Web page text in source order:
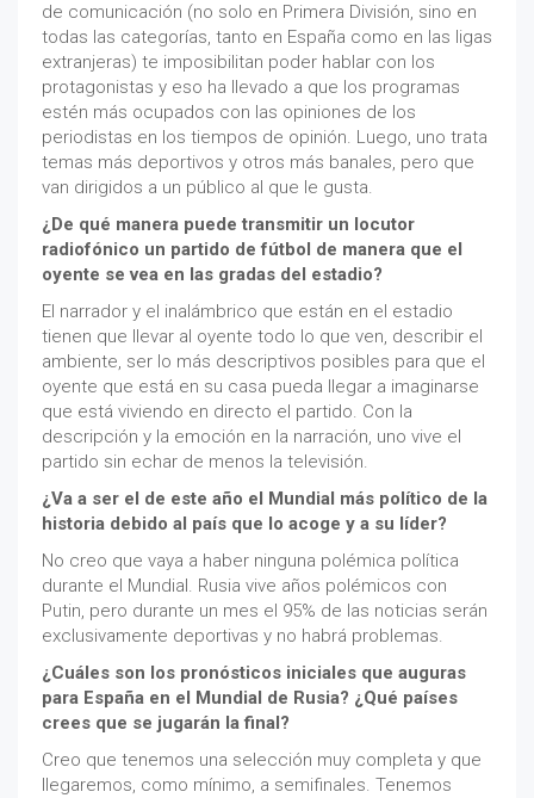
de comunicación (no solo en Primera División, sino en
todas las categorías, tanto en España como en las ligas
extranjeras) te imposibilitan poder hablar con los
protagonistas y eso ha llevado a que los programas
estén más ocupados con las opiniones de los
periodistas en los tiempos de opinión. Luego, uno trata
temas más deportivos y otros más banales, pero que
van dirigidos a un público al que le gusta.
¿De qué manera puede transmitir un locutor
radiofónico un partido de fútbol de manera que el
oyente se vea en las gradas del estadio?
El narrador y el inalámbrico que están en el estadio
tienen que llevar al oyente todo lo que ven, describir el
ambiente, ser lo más descriptivos posibles para que el
oyente que está en su casa pueda llegar a imaginarse
que está viviendo en directo el partido. Con la
descripción y la emoción en la narración, uno vive el
partido sin echar de menos la televisión.
¿Va a ser el de este año el Mundial más político de la
historia debido al país que lo acoge y a su líder?
No creo que vaya a haber ninguna polémica política
durante el Mundial. Rusia vive años polémicos con
Putin, pero durante un mes el 95% de las noticias serán
exclusivamente deportivas y no habrá problemas.
¿Cuáles son los pronósticos iniciales que auguras
para España en el Mundial de Rusia? ¿Qué países
crees que se jugarán la final?
Creo que tenemos una selección muy completa y que
llegaremos, como mínimo, a semifinales. Tenemos